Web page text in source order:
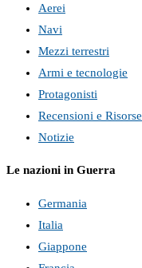
Aerei
Navi
Mezzi terrestri
Armi e tecnologie
Protagonisti
Recensioni e Risorse
Notizie
Le nazioni in Guerra
Germania
Italia
Giappone